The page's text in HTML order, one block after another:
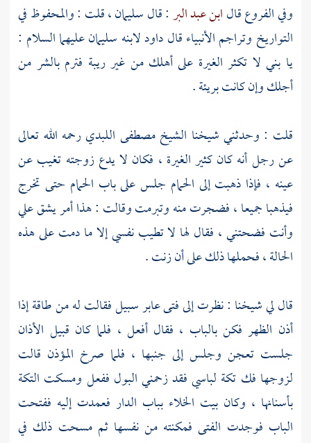
وفي الفروع قالابن عبد البر: قالسليمان، قلت : والمحفوظ في
التواريخ وتراجم الأنبياء قالداودلابنه سليمانعليهما السلام :
يا بني لا تكثر الغيرة على أهلك من غير ريبة فترم بالشر من
أجلك وإن كانت بريئة .
قلت : وحدثني شيخنا الشيخمصطفى اللبديرحمه الله تعالى
عن رجل أنه كان كثير الغيرة ، فكان لا يدع زوجته تغيب عن
عينه ، فإذا ذهبت إلى الحمام جلس على باب الحمام حتى تخرج
فيذهبا جميعا ، فضجرت منه وتبرمت وقالت : هذا أمر يشق علي
وأنت فضحتني ، فقال لها لا تطيب نفسي إلا ما دمت على هذه
الحالة ، فحملها ذلك على أن زنت .
قال لي شيخنا : نظرت إلى فتى عابر سبيل فقالت له من طاقة إذا
أذن الظهر فكن بالباب ، فقال أفعل ، فلما كان قبيل الأذان
جلست تعجن وجلس إلى جنبها ، فلما صرخ المؤذن قالت
لزوجها فك تكة لباسي فقد زحمني البول ففعل ومسكت التكة
بأسنانها ، وكان بيت الخلاء بباب الدار فعمدت إليه ففتحت
الباب فوجدت الفتى فمكنته من نفسها ثم مسحت ذلك في